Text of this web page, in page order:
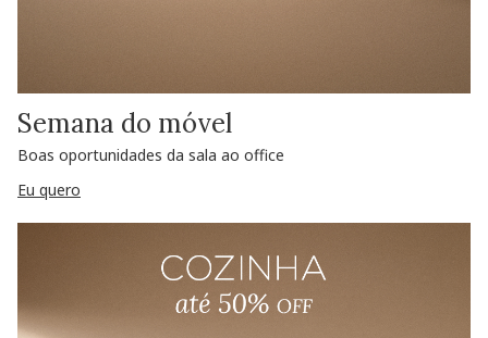
Semana do móvel
Boas oportunidades da sala ao office
Eu quero